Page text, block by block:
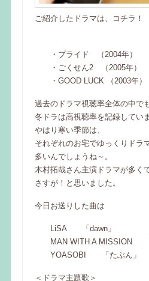
ご紹介したドラマは、コチラ！
・プライド （2004年）
・ごくせん2 （2005年
・GOOD LUCK （2003年）
過去のドラマ視聴率全体の中で
冬ドラは高視聴率を記録してい
やはり寒い季節は、
それぞれのお宅でゆっくりドラ
多いんでしょうね～。
木村拓哉さん主演ドラマが多くて
さすが！と思いました。
今日お送りした曲は
LiSA 「dawn」
MAN WITH A MISSION 「
YOASOBI 「たぶん」
＜ドラマ主題歌＞